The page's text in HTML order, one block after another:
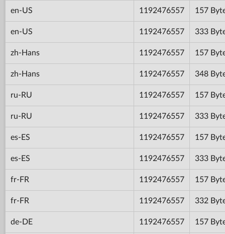
en-US 1192476557 157
en-US 1192476557 333
zh-Hans 1192476557 157
zh-Hans 1192476557 348
ru-RU 1192476557 157
ru-RU 1192476557 333
es-ES 1192476557 157
es-ES 1192476557 333
fr-FR 1192476557 157
fr-FR 1192476557 332
de-DE 1192476557 157